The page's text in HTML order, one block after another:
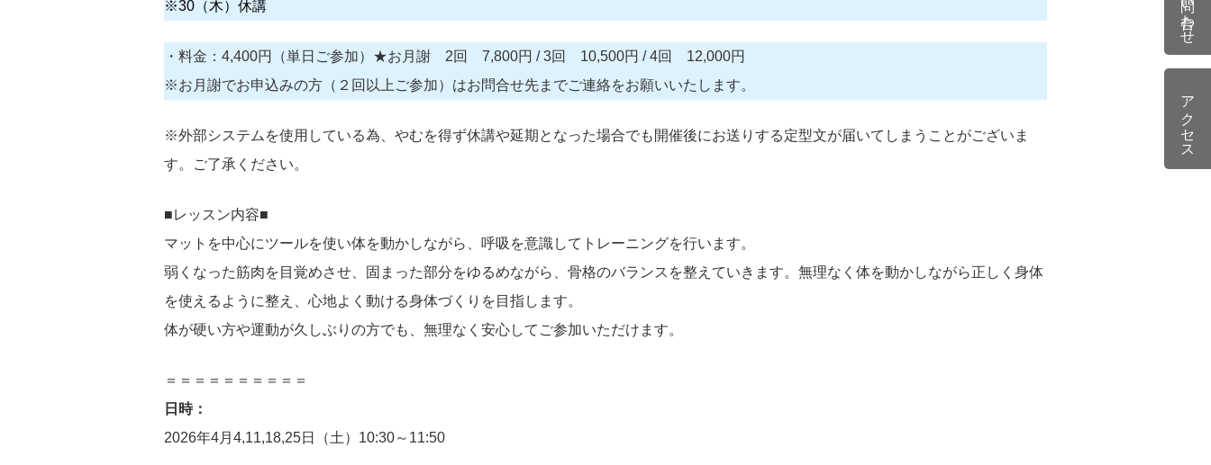
※30（木）休講
・料金：4,400円（単日ご参加）★お月謝 2回 7,800円 / 3回 10,500円 / 4回 12,000円
※お月謝でお申込みの方（２回以上ご参加）はお問合せ先までご連絡をお願いいたします。
※外部システムを使用している為、やむを得ず休講や延期となった場合でも開催後にお送りする定型文が届いてしまうことがございま
す。ご了承ください。
■レッスン内容■
マットを中心にツールを使い体を動かしながら、呼吸を意識してトレーニングを行います。
弱くなった筋肉を目覚めさせ、固まった部分をゆるめながら、骨格のバランスを整えていきます。無理なく体を動かしながら正しく身体
を使えるように整え、心地よく動ける身体づくりを目指します。
体が硬い方や運動が久しぶりの方でも、無理なく安心してご参加いただけます。
＝＝＝＝＝＝＝＝＝＝
日時：
2026年4月4,11,18,25日（土）10:30～11:50
アクセス